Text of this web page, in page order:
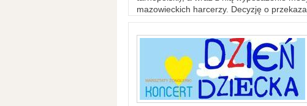
mazowieckich harcerzy. Decyzję o